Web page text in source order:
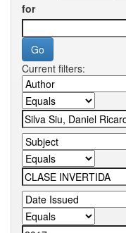
for
Current filters: